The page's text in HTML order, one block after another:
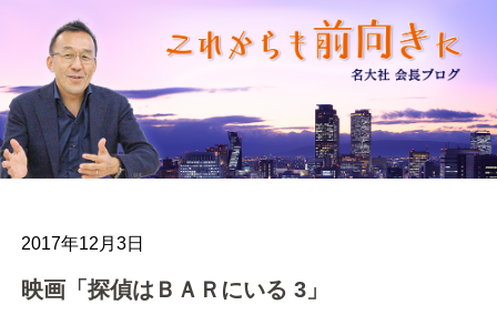
2017年12月3日
映画「探偵はＢＡＲにいる 3」